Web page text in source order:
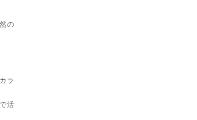
の
ラ
活